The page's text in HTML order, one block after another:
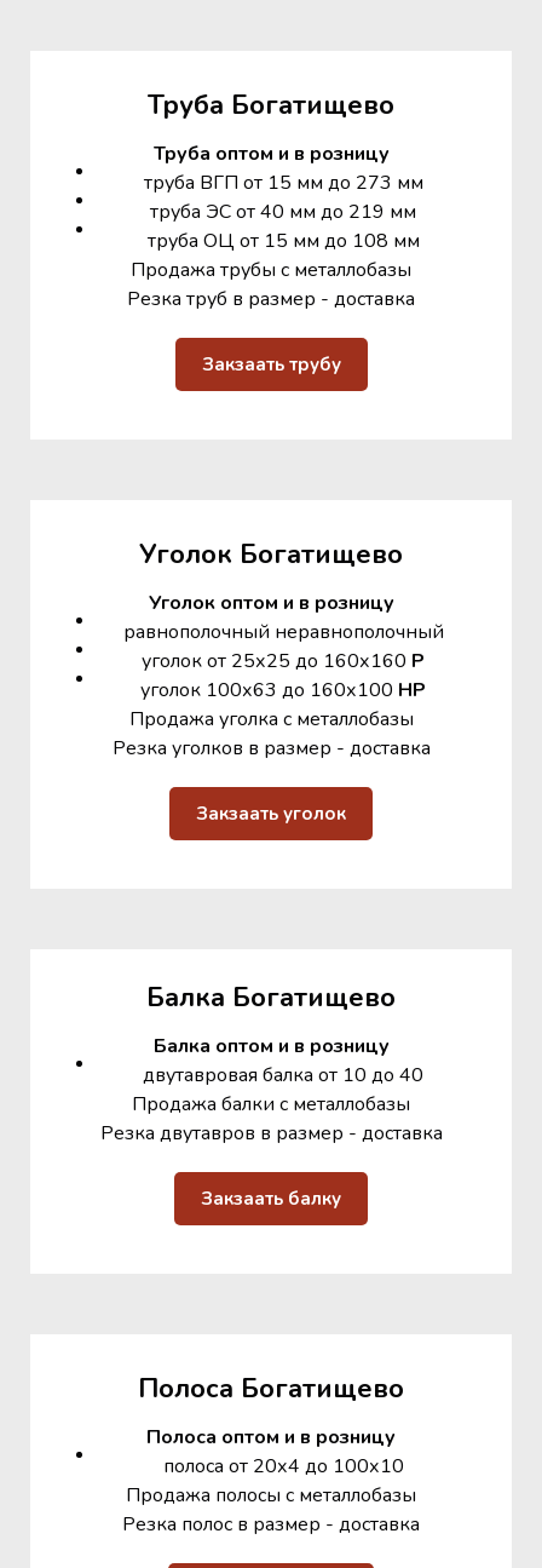
Труба Богатищево
Труба оптом и в розницу
труба ВГП от 15 мм до 273 мм
труба ЭС от 40 мм до 219 мм
труба ОЦ от 15 мм до 108 мм
Продажа трубы с металлобазы
Резка труб в размер - доставка
Закзаать трубу
Уголок Богатищево
Уголок оптом и в розницу
равнополочный неравнополочный
уголок от 25х25 до 160х160 Р
уголок 100х63 до 160х100 НР
Продажа уголка с металлобазы
Резка уголков в размер - доставка
Закзаать уголок
Балка Богатищево
Балка оптом и в розницу
двутавровая балка от 10 до 40
Продажа балки с металлобазы
Резка двутавров в размер - доставка
Закзаать балку
Полоса Богатищево
Полоса оптом и в розницу
полоса от 20х4 до 100х10
Продажа полосы с металлобазы
Резка полос в размер - доставка